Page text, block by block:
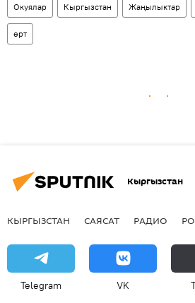
Окуялар Кыргызстан Жаңылыктар
өрт
Кыргызстан
КЫРГЫЗСТАН САЯСАТ РАДИО
Telegram VK